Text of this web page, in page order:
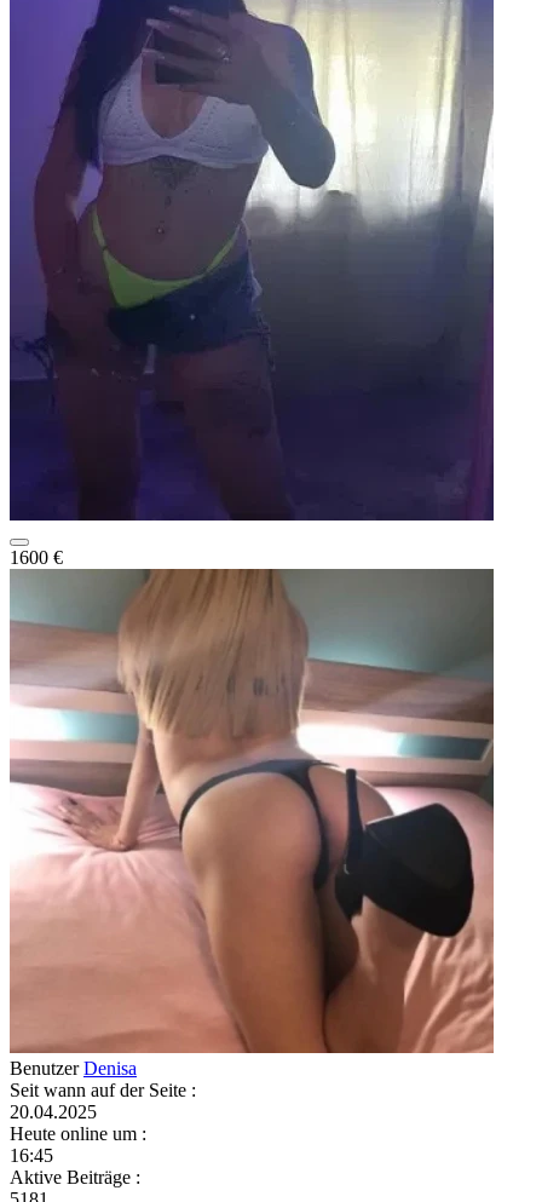
1600 €
BenutzerDenisa
Seit wann auf der Seite :
20.04.2025
Heute online um :
16:45
Aktive Beiträge :